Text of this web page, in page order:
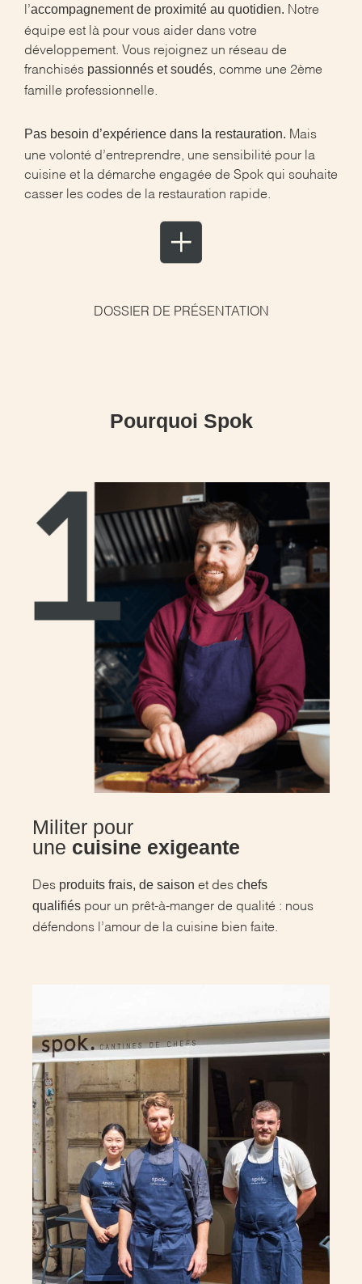
l’accompagnement de proximité au quotidien. Notre
équipe est là pour vous aider dans votre
développement. Vous rejoignez un réseau de
franchisés passionnés et soudés , comme une 2ème
famille professionnelle.
Pas besoin d’expérience dans la restauration. Mais
une volonté d’entreprendre, une sensibilité pour la
cuisine et la démarche engagée de Spok qui souhaite
casser les codes de la restauration rapide.
DOSSIER DE PRÉSENTATION
Pourquoi Spok
Militer pour
une cuisine exigeante
Des produits frais, de saison et des chefs
qualifiés pour un prêt-à-manger de qualité : nous
défendons l’amour de la cuisine bien faite.